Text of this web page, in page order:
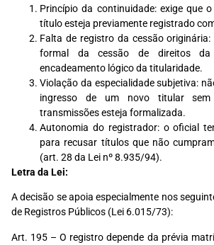
Princípio da continuidade: exige que
título esteja previamente registrado
Falta de registro da cessão
formal da cessão de direitos
encadeamento lógico da titularidade.
Violação da especialidade subjetiva:
ingresso de um novo titular
transmissões esteja formalizada.
Autonomia do registrador: o oficial
para recusar títulos que não
(art. 28 da Lei nº 8.935/94).
Letra da Lei:
A decisão se apoia especialmente nos
de Registros Públicos (Lei 6.015/73):
Art. 195 – O registro depende da prévia